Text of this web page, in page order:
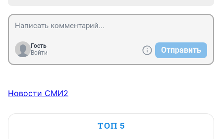
Гость
Войти
Отправить
Новости СМИ2
ТОП 5